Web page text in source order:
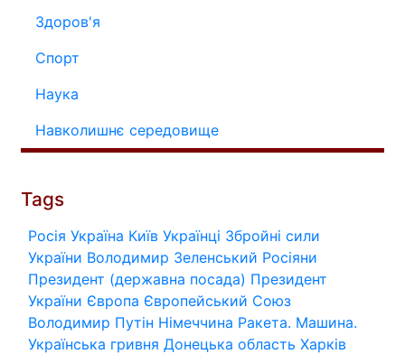
Здоров'я
Спорт
Наука
Навколишнє середовище
Tags
Росія Україна Київ Українці Збройні сили
України Володимир Зеленський Росіяни
Президент (державна посада) Президент
України Європа Європейський Союз
Володимир Путін Німеччина Ракета. Машина.
Українська гривня Донецька область Харків